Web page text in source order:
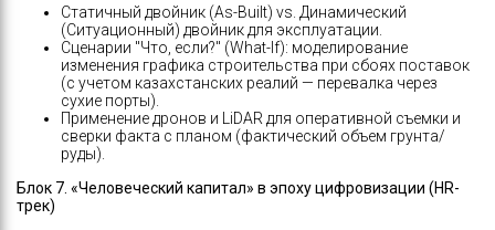
Статичный двойник (As-Built) vs. Динамический
(Ситуационный) двойник для эксплуатации.
Сценарии "Что, если?" (What-If): моделирование
изменения графика строительства при сбоях поставок
(с учетом казахстанских реалий — перевалка через
сухие порты).
Применение дронов и LiDAR для оперативной съемки и
сверки факта с планом (фактический объем грунта/
руды).
Блок 7. «Человеческий капитал» в эпоху цифровизации (HR-
трек)